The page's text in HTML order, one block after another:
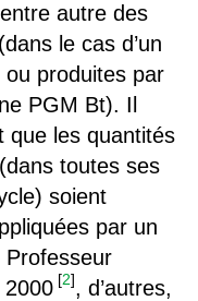
autre des
le cas d’un
produites par
PGM Bt). Il
que les quantités
toutes ses
soient
par un
2000 [2], d’autres,